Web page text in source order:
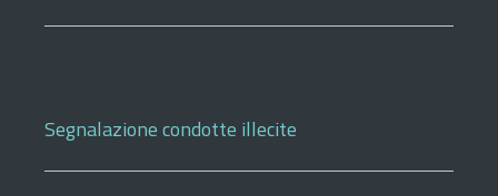
Segnalazione condotte illecite